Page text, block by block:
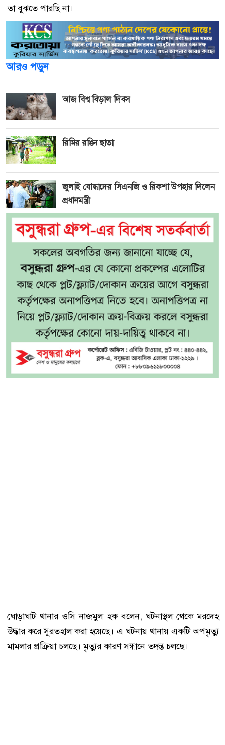
তা বুঝতে পারছি না।
আরও পড়ুন
আজ বিশ্ব বিড়াল দিবস
রিমির রঙিন ছাতা
জুলাই যোদ্ধাদের সিএনজি ও রিকশা উপহার দিলেন
প্রধানমন্ত্রী
ঘোড়াঘাট থানার ওসি নাজমুল হক বলেন, ঘটনাস্থল থেকে মরদেহ
উদ্ধার করে সুরতহাল করা হয়েছে। এ ঘটনায় থানায় একটি অপমৃত্যু
মামলার প্রক্রিয়া চলছে। মৃত্যুর কারণ সন্ধানে তদন্ত চলছে।